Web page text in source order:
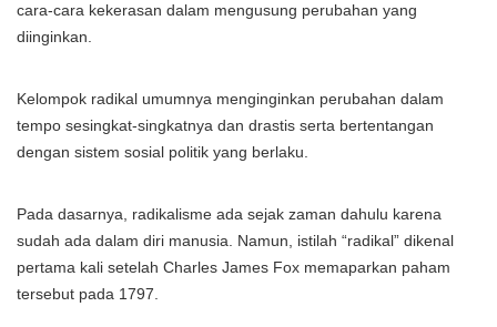
cara-cara kekerasan dalam mengusung perubahan yang
diinginkan.
Kelompok radikal umumnya menginginkan perubahan dalam
tempo sesingkat-singkatnya dan drastis serta bertentangan
dengan sistem sosial politik yang berlaku.
Pada dasarnya, radikalisme ada sejak zaman dahulu karena
sudah ada dalam diri manusia. Namun, istilah “radikal” dikenal
pertama kali setelah Charles James Fox memaparkan paham
tersebut pada 1797.